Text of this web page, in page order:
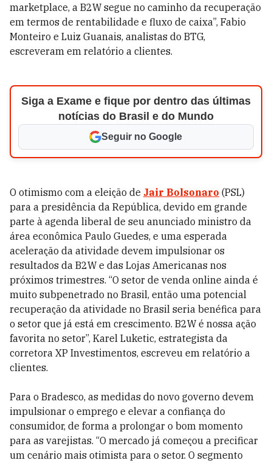
marketplace, a B2W segue no caminho da recuperação
em termos de rentabilidade e fluxo de caixa”, Fabio
Monteiro e Luiz Guanais, analistas do BTG,
escreveram em relatório a clientes.
Siga a Exame e fique por dentro das últimas
notícias do Brasil e do Mundo
Seguir no Google
O otimismo com a eleição de Jair Bolsonaro (PSL)
para a presidência da República, devido em grande
parte à agenda liberal de seu anunciado ministro da
área econômica Paulo Guedes, e uma esperada
aceleração da atividade devem impulsionar os
resultados da B2W e das Lojas Americanas nos
próximos trimestres. “O setor de venda online ainda é
muito subpenetrado no Brasil, então uma potencial
recuperação da atividade no Brasil seria benéfica para
o setor que já está em crescimento. B2W é nossa ação
favorita no setor”, Karel Luketic, estrategista da
corretora XP Investimentos, escreveu em relatório a
clientes.
Para o Bradesco, as medidas do novo governo devem
impulsionar o emprego e elevar a confiança do
consumidor, de forma a prolongar o bom momento
para as varejistas. “O mercado já começou a precificar
um cenário mais otimista para o setor. O segmento